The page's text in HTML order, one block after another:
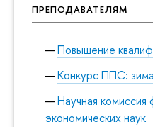
ПРЕПОДАВАТЕЛЯМ
Повышение
Конкурс ППС:
Научная комиссия
экономических наук